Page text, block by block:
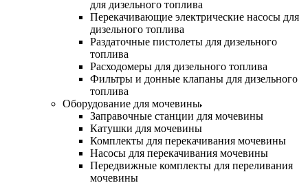
для дизельного топлива
Перекачивающие электрические насосы для
дизельного топлива
Раздаточные пистолеты для дизельного
топлива
Расходомеры для дизельного топлива
Фильтры и донные клапаны для дизельного
топлива
Оборудование для мочевины
Заправочные станции для мочевины
Катушки для мочевины
Комплекты для перекачивания мочевины
Насосы для перекачивания мочевины
Передвижные комплекты для переливания
мочевины